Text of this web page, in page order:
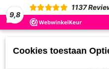
9,8
1137
Cookies toestaan